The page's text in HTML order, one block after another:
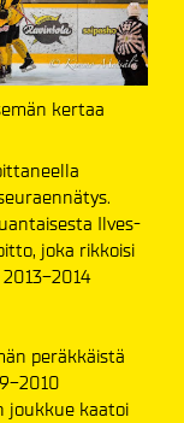
kertaa
Ilves-
joka rikkoisi
2014
peräkkäistä
2010
joukkue kaatoi